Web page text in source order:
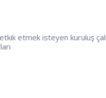
etmek isteyen kuruluş